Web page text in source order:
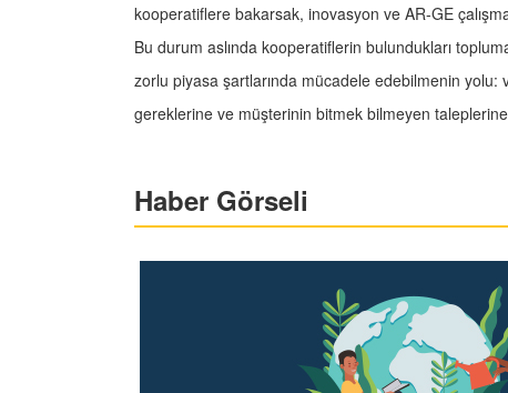
kooperatiflere bakarsak, inovasyon ve AR-GE
Bu durum aslında kooperatiflerin bulundukları
zorlu piyasa şartlarında mücadele edebilmenin
gereklerine ve müşterinin bitmek bilmeyen
Haber Görseli